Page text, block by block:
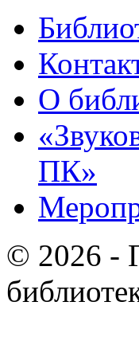
О
ПК»
© 2026 -